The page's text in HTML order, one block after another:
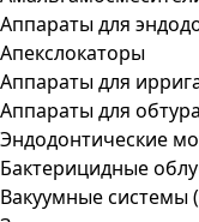
Аппараты для
Апекслокаторы
Аппараты для
Аппараты для
Эндодонтические
Бактерицидные
Вакуумные системы